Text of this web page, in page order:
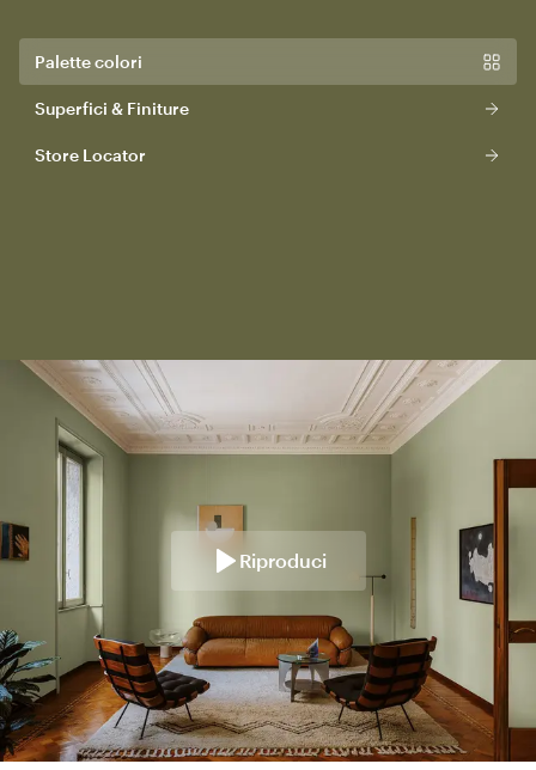
Palette colori
Superfici & Finiture
Store Locator
Riproduci